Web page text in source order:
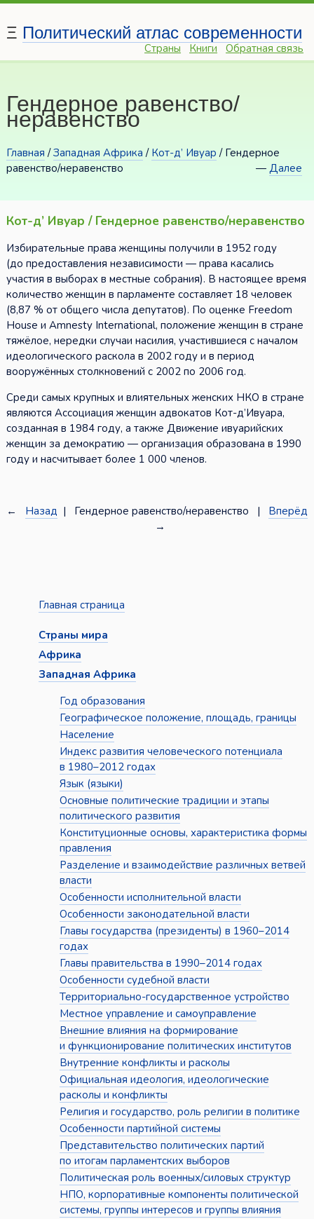
Ξ Политический атлас современности
Страны Книги Обратная связь
Гендерное равенство/
неравенство
Главная /Западная Африка / Кот-д’ Ивуар / Гендерное
равенство/неравенство
—Далее
Кот-д’ Ивуар / Гендерное равенство/неравенство
Избирательные права женщины получили в 1952 году
(до предоставления независимости — права касались
участия в выборах в местные собрания). В настоящее время
количество женщин в парламенте составляет 18 человек
(8,87 % от общего числа депутатов). По оценке Freedom
House и Amnesty International, положение женщин в стране
тяжёлое, нередки случаи насилия, участившиеся с началом
идеологического раскола в 2002 году и в период
вооружённых столкновений с 2002 по 2006 год.
Среди самых крупных и влиятельных женских НКО в стране
являются Ассоциация женщин адвокатов Кот-д’Ивуара,
созданная в 1984 году, а также Движение ивуарийских
женщин за демократию — организация образована в 1990
году и насчитывает более 1 000 членов.
← Назад | Гендерное равенство/неравенство | Вперёд
→
Главная страница
Страны мира
Африка
Западная Африка
Год образования
Географическое положение, площадь, границы
Население
Индекс развития человеческого потенциала
в 1980–2012 годах
Язык (языки)
Основные политические традиции и этапы
политического развития
Конституционные основы, характеристика формы
правления
Разделение и взаимодействие различных ветвей
власти
Особенности исполнительной власти
Особенности законодательной власти
Главы государства (президенты) в 1960–2014
годах
Главы правительства в 1990–2014 годах
Особенности судебной власти
Территориально-государственное устройство
Местное управление и самоуправление
Внешние влияния на формирование
и функционирование политических институтов
Внутренние конфликты и расколы
Официальная идеология, идеологические
расколы и конфликты
Религия и государство, роль религии в политике
Особенности партийной системы
Представительство политических партий
по итогам парламентских выборов
Политическая роль военных/силовых структур
НПО, корпоративные компоненты политической
системы, группы интересов и группы влияния